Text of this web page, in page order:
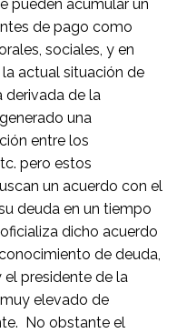
pueden acumular un
de pago como
sociales, y en
actual situación de
derivada de la
una
entre los
pero estos
un acuerdo con el
deuda en un tiempo
dicho acuerdo
de deuda,
presidente de la
elevado de
No obstante el